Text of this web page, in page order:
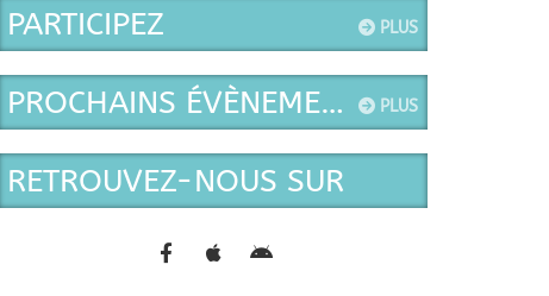
PLUS
PARTICIPEZ
PLUS
PROCHAINS ÉVÈNEMENTS
RETROUVEZ-NOUS SUR